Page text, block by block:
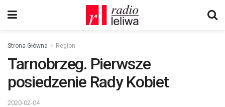
Strona Główna Region
Tarnobrzeg. Pierwsze
posiedzenie Rady Kobiet
2020-02-04